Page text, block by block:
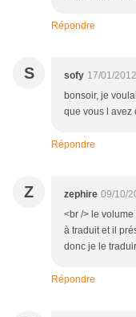
Répondre
S sofy 17/01/
bonsoir, je
que vous l avez
Répondre
Z zephire 09/10/
<br /> le
à traduit et il
donc je le
Répondre